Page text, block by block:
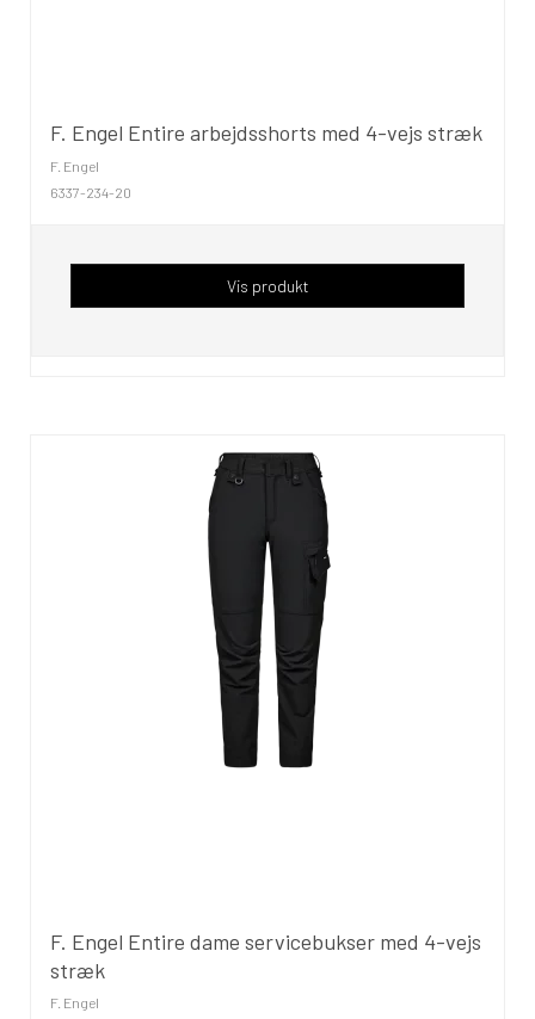
F. Engel Entire arbejdsshorts med 4-vejs stræk
F. Engel
6337-234-20
Vis produkt
F. Engel Entire dame servicebukser med 4-vejs
stræk
F. Engel